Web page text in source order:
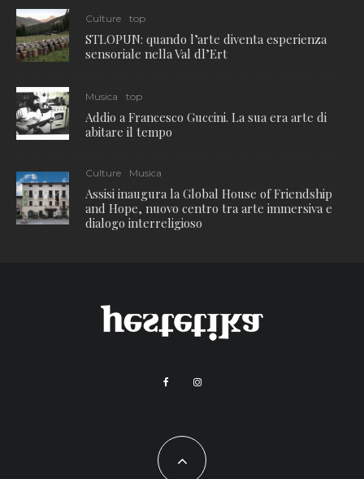
Culture top
STLOPUN: quando l’arte diventa esperienza
sensoriale nella Val dl’Ert
Musica top
Addio a Francesco Guccini. La sua era arte di
abitare il tempo
Culture Musica
Assisi inaugura la Global House of Friendship
and Hope, nuovo centro tra arte immersiva e
dialogo interreligioso